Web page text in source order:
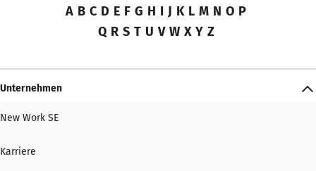
A B C D E F G H I J K L M N O P
Q R S T U V W X Y Z
Unternehmen
New Work SE
Karriere